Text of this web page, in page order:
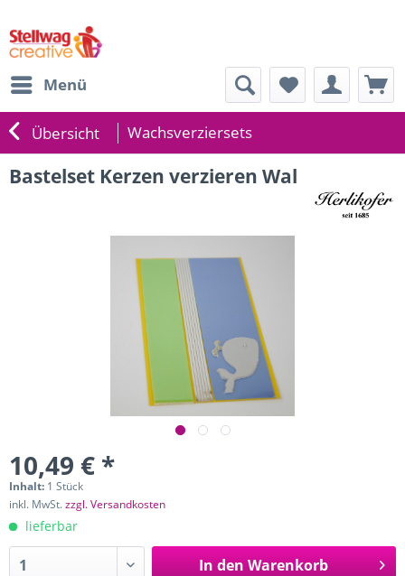
Menü
Übersicht Wachsverziersets
Bastelset Kerzen verzieren Wal
10,49 € *
Inhalt: 1 Stück
inkl. MwSt.zzgl. Versandkosten
lieferbar
In den Warenkorb